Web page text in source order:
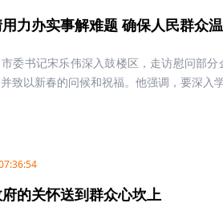
力办实事解难题 确保人民群众
委书记宋乐伟深入鼓楼区，走访慰问部
致以新春的问候和祝福。他强调，要深入
的关怀送到群众心坎上